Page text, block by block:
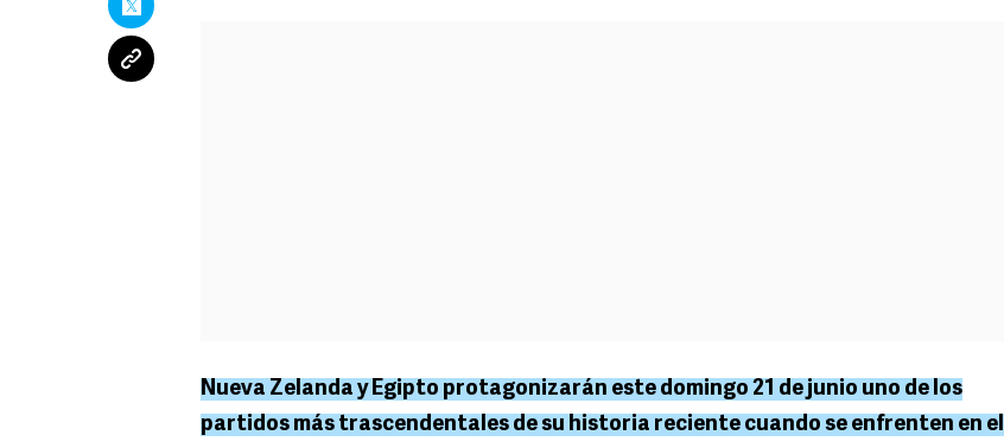
Nueva Zelanda y Egipto protagonizarán este domingo 21 de junio uno de los
partidos más trascendentales de su historia reciente cuando se enfrenten en el